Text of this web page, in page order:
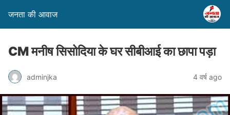
जनता की आवाज
CM मनीष सिसोदिया के घर सीबीआई का छापा पड़ा
adminjka 4 वर्ष ago